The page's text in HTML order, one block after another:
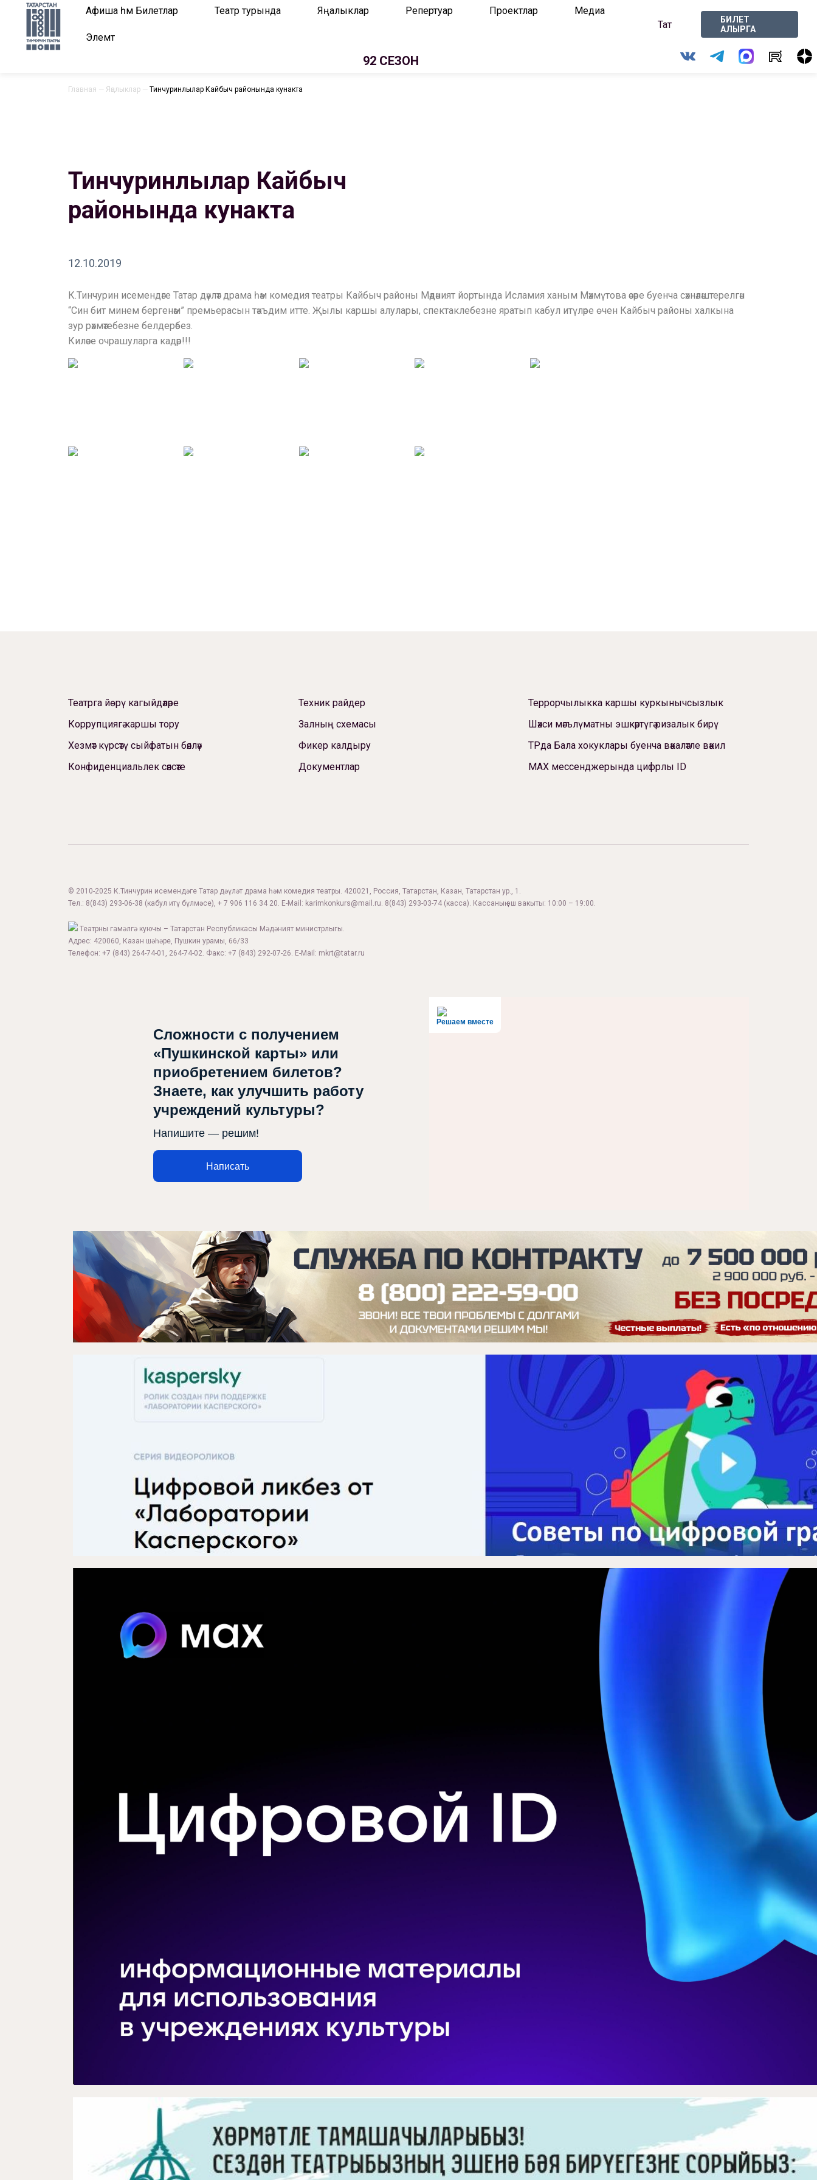
Афиша һәм Билетлар Театр турында Яңалыклар Репертуар Проектлар Медиа
Элемтә
Тат
БИЛЕТ
АЛЫРГА
92 СЕЗОН
Театр турында
Проектлар
Медиа
Элемтә
Главная — Яңалыклар — Тинчуринлылар Кайбыч районында кунакта
Тинчуринлылар Кайбыч
районында кунакта
12.10.2019
К.Тинчурин исемендәге Татар дәүләт драма һәм комедия театры Кайбыч районы Мәдәният йортында Исламия ханым Мәхмүтова әсәре буенча сәхнәләштерелгән
“Син бит минем бергенәм” премьерасын тәкъдим итте. Җылы каршы алулары, спектаклебезне яратып кабул итүләре өчен Кайбыч районы халкына
зур рәхмәтебезне белдерәбез.
Киләсе очрашуларга кадәр!!!
Театрга йөрү кагыйдәләре
Коррупциягә каршы тору
Хезмәт күрсәтү сыйфатын бәяләү
Конфиденциальлек сәясәте
Техник райдер
Залның схемасы
Фикер калдыру
Документлар
Террорчылыкка каршы куркынычсызлык
Шәхси мәгълүматны эшкәртүгә ризалык бирү
ТРда Бала хокуклары буенча вәкаләтле вәкил
МАХ мессенджерында цифрлы ID
© 2010-2025 К.Тинчурин исемендәге Татар дәүләт драма һәм комедия театры. 420021, Россия, Татарстан, Казан, Татарстан ур., 1.
Тел.: 8(843) 293-06-38 (кабул итү бүлмәсе), + 7 906 116 34 20. E-Mail: karimkonkurs@mail.ru. 8(843) 293-03-74 (касса). Кассаның эш вакыты: 10:00 – 19:00.
Театрны гамәлгә куючы – Татарстан Республикасы Мәдәният министрлыгы.
Адрес: 420060, Казан шәһәре, Пушкин урамы, 66/33
Телефон: +7 (843) 264-74-01, 264-74-02. Факс: +7 (843) 292-07-26. E-Mail: mkrt@tatar.ru
Решаем вместе
Сложности с получением
«Пушкинской карты» или
приобретением билетов?
Знаете, как улучшить работу
учреждений культуры?
Напишите — решим!
Написать